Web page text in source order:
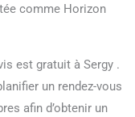
comme Horizon
est gratuit à Sergy .
un rendez-vous
afin d’obtenir un